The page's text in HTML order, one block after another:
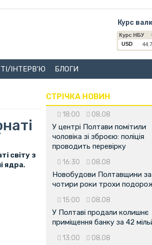
Курс
ІНТЕРВ'Ю БЛОГИ
світу з
ядра.
СТРІЧКА НОВИН
18:00 08.08
У центрі Полтави помітили
чоловіка зі зброєю: поліція
проводить перевірку
16:30 08.08
Новобудови Полтавщини за
чотири роки трохи
15:00 08.08
У Полтаві продали колишнє
приміщення банку за 42
13:00 08.08